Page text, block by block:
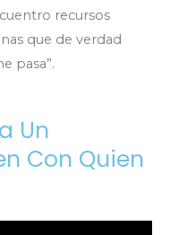
recursos
que de verdad
pasa”.
Un
Con Quien